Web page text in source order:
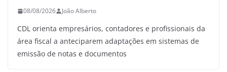
08/08/2026 João Alberto
CDL orienta empresários, contadores e profissionais da
área fiscal a anteciparem adaptações em sistemas de
emissão de notas e documentos